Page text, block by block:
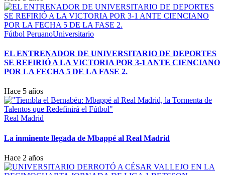
Fútbol PeruanoUniversitario
EL ENTRENADOR DE UNIVERSITARIO DE DEPORTES
SE REFIRIÓ A LA VICTORIA POR 3-1 ANTE CIENCIANO
POR LA FECHA 5 DE LA FASE 2.
Hace 5 años
Real Madrid
La inminente llegada de Mbappé al Real Madrid
Hace 2 años